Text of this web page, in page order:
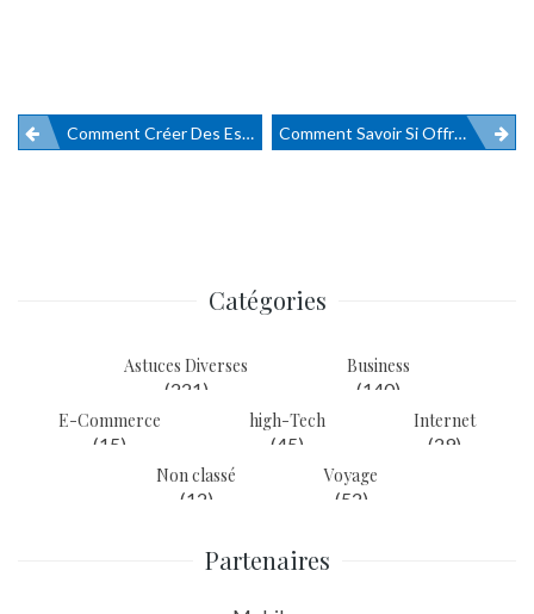
Navigation
Comment Créer Des Espaces Adaptés Aux Enfants Dans Notre Maison Comment Savoir Si Offrir Un Bracelet En Argent Convient Pour Le Baptême D’une Petite Fille ?
Catégories
Astuces Diverses
(221)
Business
(140)
E-Commerce
(15)
high-Tech
(45)
Internet
(29)
Non classé
(12)
Voyage
(52)
Partenaires